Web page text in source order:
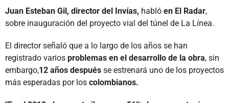
Juan Esteban Gil, director del Invías, habló en El Radar,
sobre inauguración del proyecto vial del túnel de La Línea.
El director señaló que a lo largo de los años se han
registrado varios problemas en el desarrollo de la obra, sin
embargo,12 años después se estrenará uno de los proyectos
más esperadas por los colombianos.